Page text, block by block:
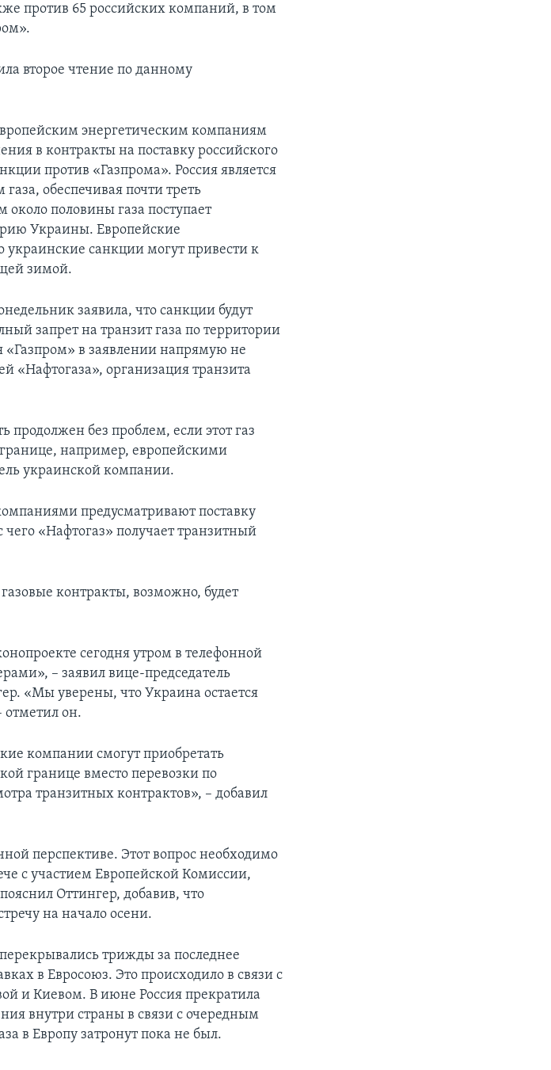
против 65 российских компаний, в том
второе чтение по данному
энергетическим компаниям
в контракты на поставку российского
против «Газпрома». Россия является
обеспечивая почти треть
половины газа поступает
Украины. Европейские
санкции могут привести к
зимой.
заявила, что санкции будут
запрет на транзит газа по территории
в заявлении напрямую не
«Нафтогаза», организация транзита
без проблем, если этот газ
например, европейскими
украинской компании.
предусматривают поставку
чего «Нафтогаз» получает транзитный
контракты, возможно, будет
сегодня утром в телефонной
– заявил вице-председатель
«Мы уверены, что Украина остается
он.
компании смогут приобретать
границе вместо перевозки по
транзитных контрактов», – добавил
перспективе. Этот вопрос необходимо
с участием Европейской Комиссии,
Оттингер, добавив, что
на начало осени.
трижды за последнее
в Евросоюз. Это происходило в связи с
и Киевом. В июне Россия прекратила
внутри страны в связи с очередным
в Европу затронут пока не был.